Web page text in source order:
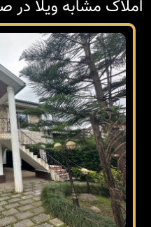
املاک مشابه ویلا در